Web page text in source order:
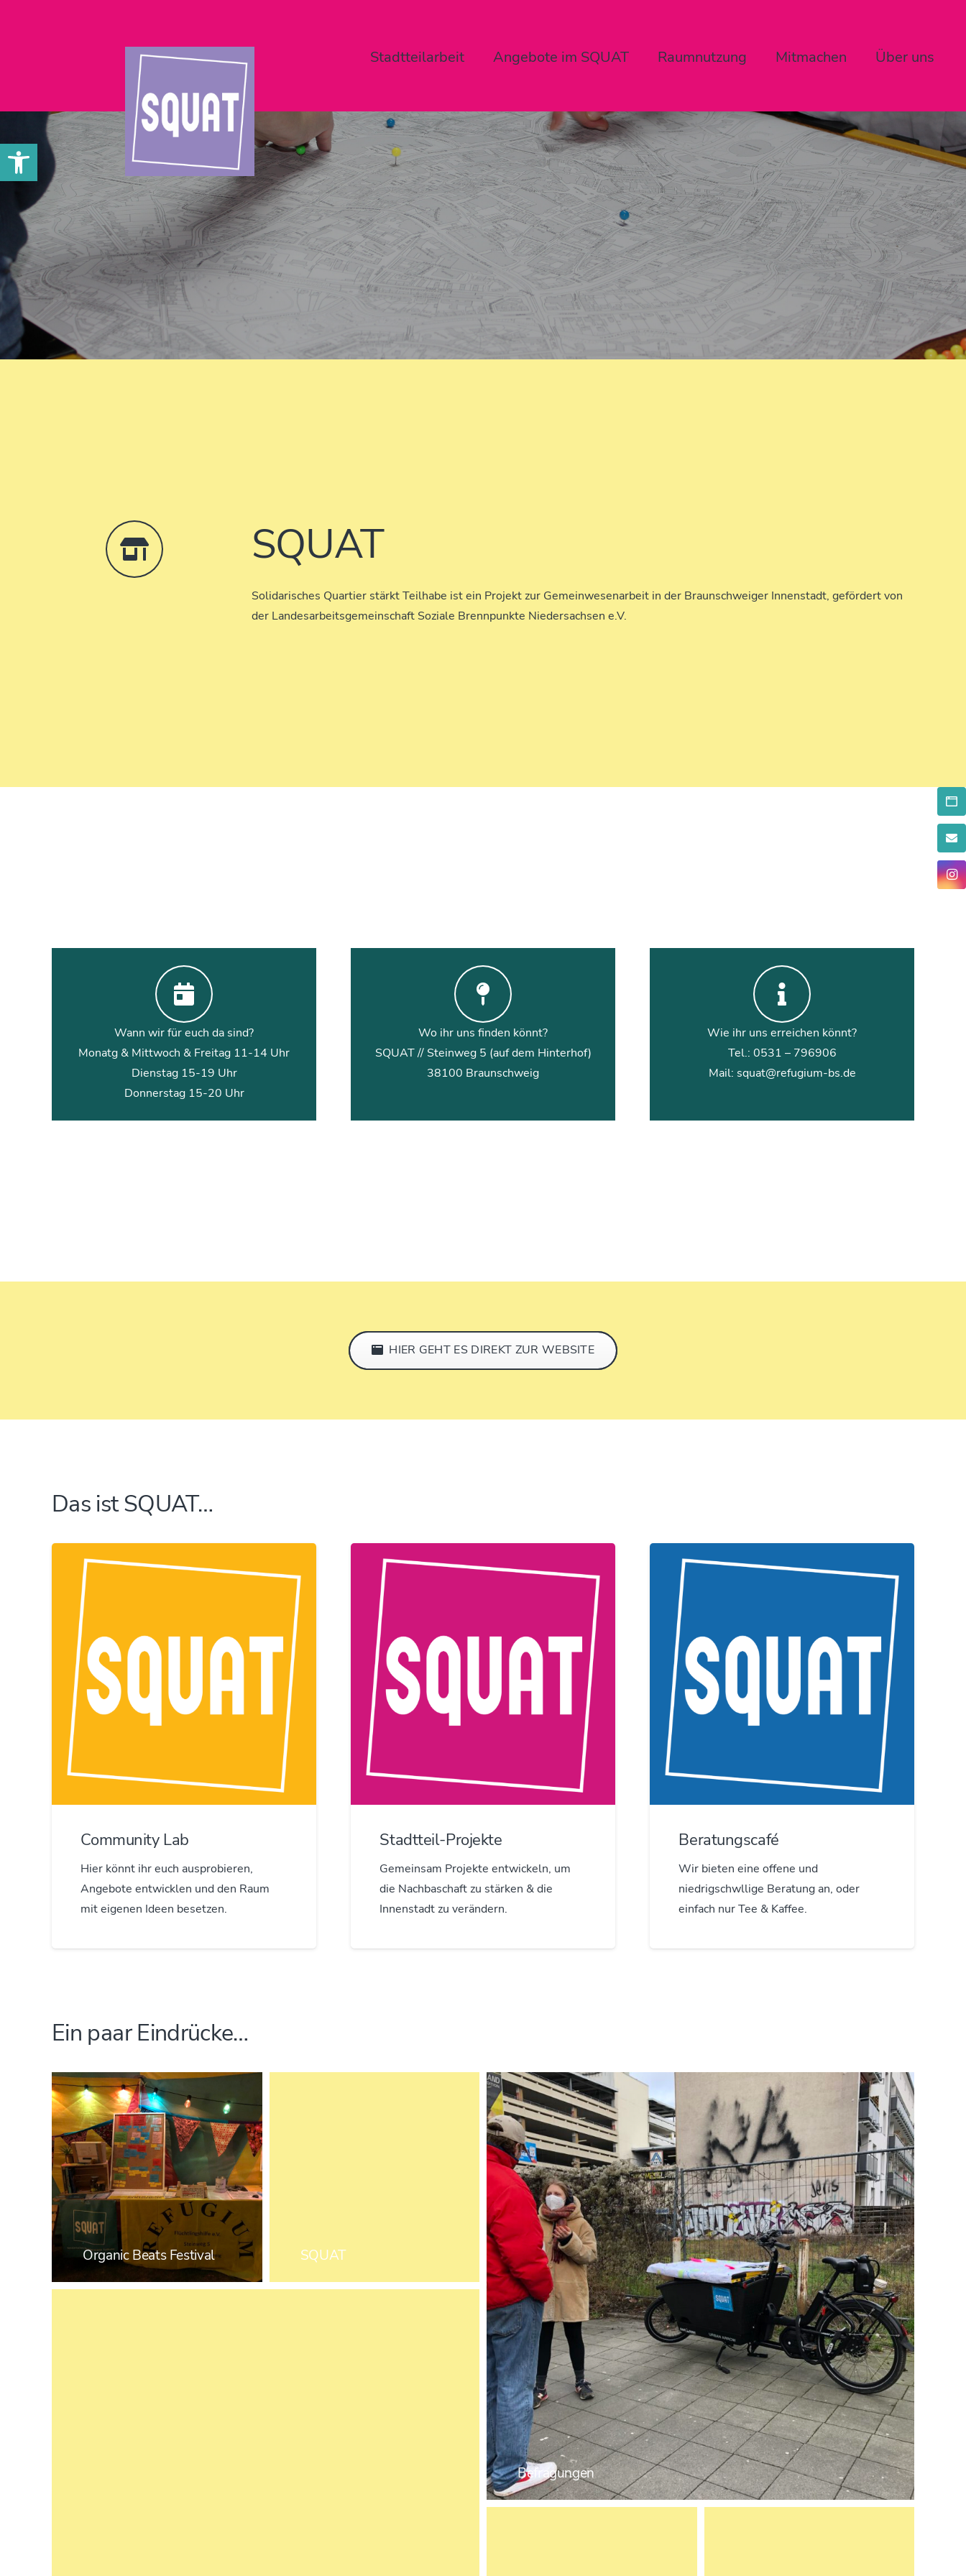
Werkzeugleiste öffnen
Stadtteilarbeit Angebote im SQUAT Raumnutzung Mitmachen Über uns
SQUAT
Solidarisches Quartier stärkt Teilhabe ist ein Projekt zur Gemeinwesenarbeit in der Braunschweiger Innenstadt, gefördert von
der Landesarbeitsgemeinschaft Soziale Brennpunkte Niedersachsen e.V.
Wann wir für euch da sind?
Monatg & Mittwoch & Freitag 11-14 Uhr
Dienstag 15-19 Uhr
Donnerstag 15-20 Uhr
Wo ihr uns finden könnt?
SQUAT // Steinweg 5 (auf dem Hinterhof)
38100 Braunschweig
Wie ihr uns erreichen könnt?
Tel.: 0531 – 796906
Mail: squat@refugium-bs.de
HIER GEHT ES DIREKT ZUR WEBSITE
Das ist SQUAT…
Community Lab
Hier könnt ihr euch ausprobieren,
Angebote entwicklen und den Raum
mit eigenen Ideen besetzen.
Stadtteil-Projekte
Gemeinsam Projekte entwickeln, um
die Nachbaschaft zu stärken & die
Innenstadt zu verändern.
Beratungscafé
Wir bieten eine offene und
niedrigschwllige Beratung an, oder
einfach nur Tee & Kaffee.
Ein paar Eindrücke…
Organic Beats Festival SQUAT
Befragungen